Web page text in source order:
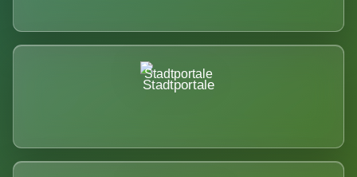
Stadtportale